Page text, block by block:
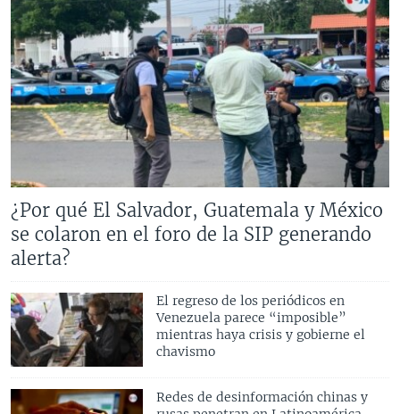
¿Por qué El Salvador, Guatemala y México
se colaron en el foro de la SIP generando
alerta?
El regreso de los periódicos en
Venezuela parece “imposible”
mientras haya crisis y gobierne el
chavismo
Redes de desinformación chinas y